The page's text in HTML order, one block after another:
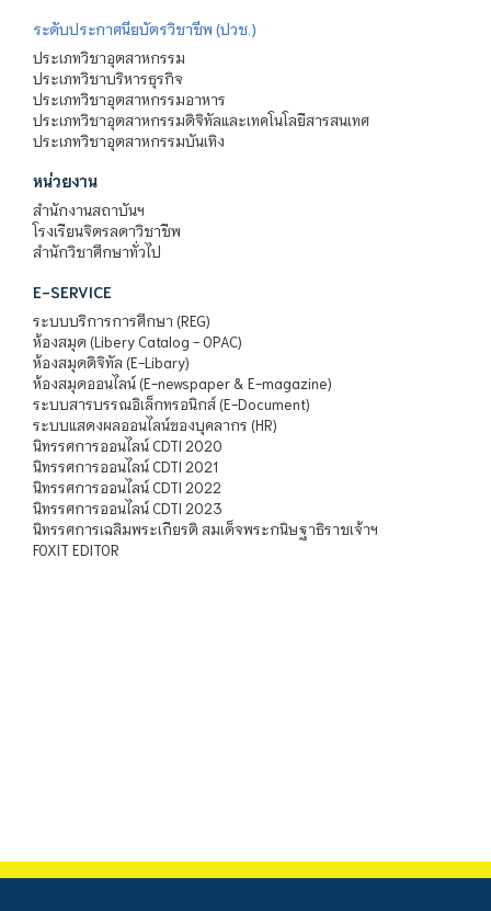
ระดับประกาศนียบัตรวิชาชีพ (ปวช.)
ประเภทวิชาอุตสาหกรรม
ประเภทวิชาบริหารธุรกิจ
ประเภทวิชาอุตสาหกรรมอาหาร
ประเภทวิชาอุตสาหกรรมดิจิทัลและเทคโนโลยีสารสนเทศ
ประเภทวิชาอุตสาหกรรมบันเทิง
หน่วยงาน
สำนักงานสถาบันฯ
โรงเรียนจิตรลดาวิชาชีพ
สำนักวิชาศึกษาทั่วไป
E-SERVICE
ระบบบริการการศึกษา (REG)
ห้องสมุด (Libery Catalog - OPAC)
ห้องสมุดดิจิทัล (E-Libary)
ห้องสมุดออนไลน์ (E-newspaper & E-magazine)
ระบบสารบรรณอิเล็กทรอนิกส์ (E-Document)
ระบบแสดงผลออนไลน์ของบุคลากร (HR)
นิทรรศการออนไลน์ CDTI 2020
นิทรรศการออนไลน์ CDTI 2021
นิทรรศการออนไลน์ CDTI 2022
นิทรรศการออนไลน์ CDTI 2023
นิทรรศการเฉลิมพระเกียรติ สมเด็จพระกนิษฐาธิราชเจ้าฯ
FOXIT EDITOR